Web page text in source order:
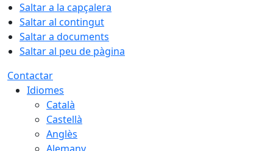
Saltar a la capçalera
Saltar al contingut
Saltar a documents
Saltar al peu de pàgina
Contactar
Idiomes
Català
Castellà
Anglès